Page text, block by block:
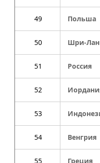
49 Польша
50 Шри-
51 Россия
52
53
54 Венгрия
55 Греция